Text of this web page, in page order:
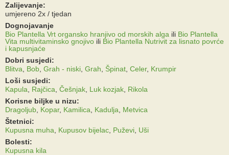
Zalijevanje:
umjereno 2x / tjedan
Dognojavanje
Bio Plantella Vrt organsko hranjivo od morskih alga ili Bio Plantella
Vita multivitaminsko gnojivo ili Bio Plantella Nutrivit za lisnato povrće
i kapusnjaće
Dobri susjedi:
Blitva
Bob Grah - niski Grah Špinat Celer, Krumpir
Loši susjedi:
Kapula
Rajčica Češnjak Luk kozjak Rikola
Korisne biljke u nizu:
Dragoljub Kopar, Kamilica Kadulja
Metvica
Štetnici:
Kupusna muha
Kupusov bijelac Puževi Uši
Bolesti:
Kupusna kila